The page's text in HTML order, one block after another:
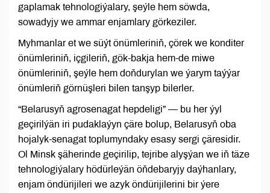
gaplamak tehnologiýalary, şeýle hem söwda,
sowadyjy we ammar enjamlary görkeziler.
Myhmanlar et we süýt önümleriniň, çörek we konditer
önümleriniň, içgileriň, gök-bakja hem-de miwe
önümleriniň, şeýle hem doňdurylan we ýarym taýýar
önümleriň görnüşleri bilen tanşyp bilerler.
“Belarusyň agrosenagat hepdeligi” — bu her ýyl
geçirilýän iri pudaklaýyn çäre bolup, Belarusyň oba
hojalyk-senagat toplumyndaky esasy sergi çäresidir.
Ol Minsk şäherinde geçirilip, tejribe alyşýan we iň täze
tehnologiýalary hödürleýän öňdebaryjy daýhanlary,
enjam öndürijileri we azyk öndürijilerini bir ýere